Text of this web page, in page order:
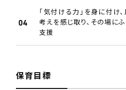
「気付ける力」を身に付け
考えを感じ取り、その場に
支援
保育目標